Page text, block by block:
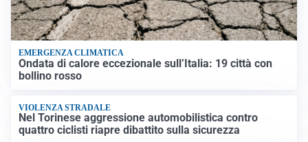
EMERGENZA CLIMATICA
Ondata di calore eccezionale sull’Italia: 19 città con
bollino rosso
VIOLENZA STRADALE
Nel Torinese aggressione automobilistica contro
quattro ciclisti riapre dibattito sulla sicurezza